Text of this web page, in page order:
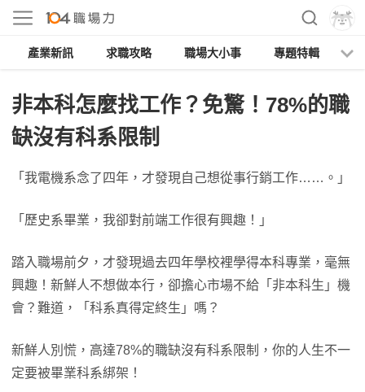
產業新訊 求職攻略 職場大小事 專題特輯
非本科怎麼找工作？免驚！78%的職
缺沒有科系限制
「我電機系念了四年，才發現自己想從事行銷工作……。」
「歷史系畢業，我卻對前端工作很有興趣！」
踏入職場前夕，才發現過去四年學校裡學得本科專業，毫無
興趣！新鮮人不想做本行，卻擔心市場不給「非本科生」機
會？難道，「科系真得定終生」嗎？
新鮮人別慌，高達78%的職缺沒有科系限制，你的人生不一
定要被畢業科系綁架！